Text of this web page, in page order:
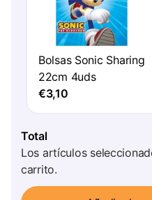
Bolsas Sonic Sharing
22cm 4uds
€3,10
Total
Los artículos
carrito.